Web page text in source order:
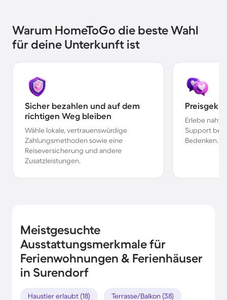
Warum HomeToGo die beste Wahl
für deine Unterkunft ist
Sicher bezahlen und auf dem
richtigen Weg bleiben
Wähle lokale, vertrauenswürdige
Zahlungsmethoden sowie eine
Reiseversicherung und andere
Zusatzleistungen.
Erlebe
Support bei
Bedenken.
Meistgesuchte
Ausstattungsmerkmale für
Ferienwohnungen & Ferienhäuser
in Surendorf
Haustier erlaubt (18) Terrasse/Balkon (38)